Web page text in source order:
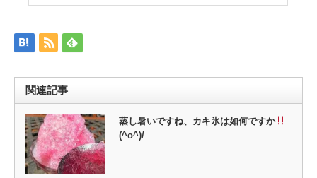
し
い
ウ
ド
ウ
で
開
き
ま
す)
ク
し
て
さ
し
い
ウ
ィ
ン
ド
ウ
で
開
関連記事
蒸し暑いですね、カキ氷は如何ですか
(^o^)/